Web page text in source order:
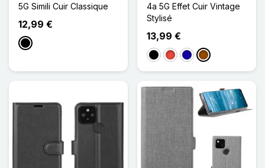
5G Simili Cuir Classique
12,99 €
Noir
4a 5G Effet Cuir Vintage
Stylisé
13,99 €
NoirRougeBleu Foncé
Marron